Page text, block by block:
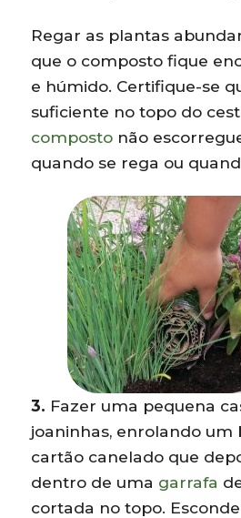
Regar as plantas
que o composto fique
e húmido. Certifique-se
suficiente no topo do
composto não
quando se rega ou
3. Fazer uma pequena
joaninhas, enrolando um
cartão canelado que
dentro de uma garrafa
cortada no topo.